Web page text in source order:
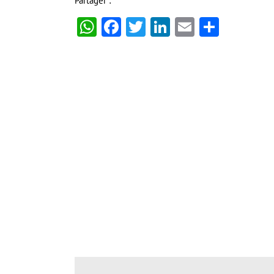
WhatsApp
Facebook
Twitter
LinkedIn
Email